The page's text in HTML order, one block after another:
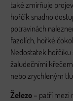
také zmírňuje
hořčík snadno
potravinách
fazolích, hořké
Nedostatek hořčíku
žaludečními
nebo zrychleným
Železo– patří mezi